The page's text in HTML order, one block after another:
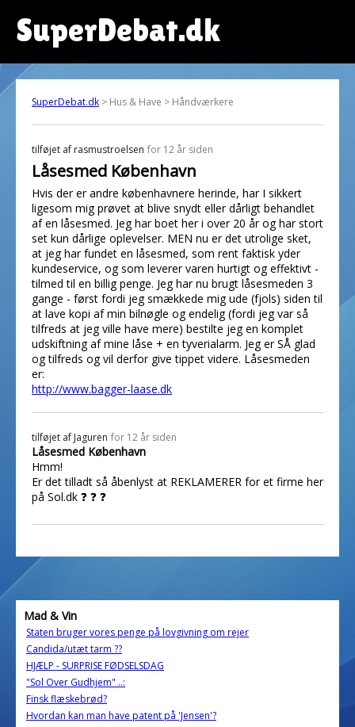
SuperDebat.dk
SuperDebat.dk > Hus & Have > Håndværkere
tilføjet af rasmustroelsen for 12 år siden
Låsesmed København
Hvis der er andre københavnere herinde, har I sikkert
ligesom mig prøvet at blive snydt eller dårligt behandlet
af en låsesmed. Jeg har boet her i over 20 år og har stort
set kun dårlige oplevelser. MEN nu er det utrolige sket,
at jeg har fundet en låsesmed, som rent faktisk yder
kundeservice, og som leverer varen hurtigt og effektivt -
tilmed til en billig penge. Jeg har nu brugt låsesmeden 3
gange - først fordi jeg smækkede mig ude (fjols) siden til
at lave kopi af min bilnøgle og endelig (fordi jeg var så
tilfreds at jeg ville have mere) bestilte jeg en komplet
udskiftning af mine låse + en tyverialarm. Jeg er SÅ glad
og tilfreds og vil derfor give tippet videre. Låsesmeden
er:
http://www.bagger-laase.dk
tilføjet af Jaguren for 12 år siden
Låsesmed København
Hmm!
Er det tilladt så åbenlyst at REKLAMERER for et firme her
på Sol.dk ❓ ❓ ❓
Mad & Vin
Staten bruger vores penge på lovgivning om rejer
Candida/utæt tarm ??
HJÆLP - SURPRISE FØDSELSDAG
"Sol Over Gudhjem" ..:
Finsk flæskebrød?
Hvordan kan man have patent på 'Jensen'?